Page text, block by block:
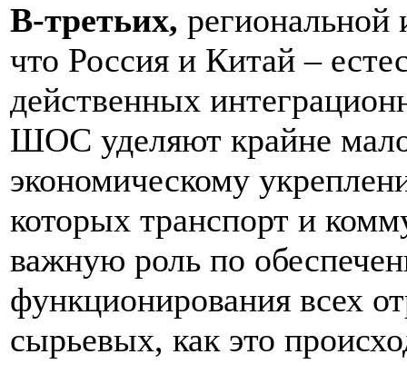
В-третьих, региональной
что Россия и Китай –
действенных
ШОС уделяют крайне
экономическому
которых транспорт и
важную роль по
функционирования всех
сырьевых, как это